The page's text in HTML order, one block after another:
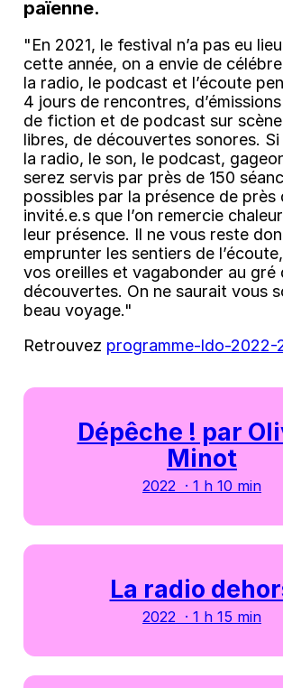
païenne.
"En 2021, le festival n’a pas eu
cette année, on a envie de
la radio, le podcast et l’écoute
4 jours de rencontres,
de fiction et de podcast sur
libres, de découvertes sonores.
la radio, le son, le podcast,
serez servis par près de 150
possibles par la présence de près
invité.e.s que l’on remercie
leur présence. Il ne vous reste
emprunter les sentiers de
vos oreilles et vagabonder au gré
découvertes. On ne saurait vous
beau voyage."
Retrouvez programme-ldo-2022-
Dépêche ! par
Minot
2022 · 1 h 10 min
La radio
2022 · 1 h 15 min